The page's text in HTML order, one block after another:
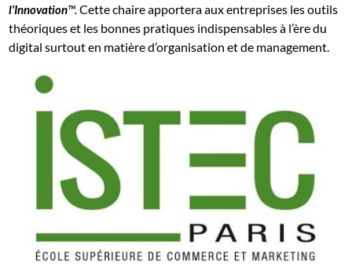
l’Innovation™. Cette chaire apportera aux entreprises les outils
théoriques et les bonnes pratiques indispensables à l’ère du
digital surtout en matière d’organisation et de management.